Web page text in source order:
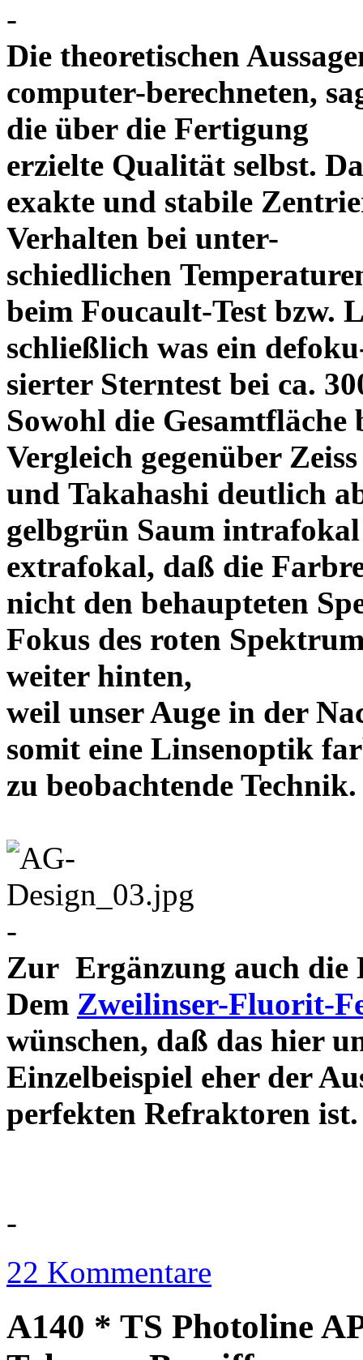
-
Die theoretischen
computer-berechneten,
die über die Fertigung
erzielte Qualität selbst.
exakte und stabile
Verhalten bei unter-
schiedlichen
beim Foucault-Test bzw.
schließlich was ein
sierter Sterntest bei ca.
Sowohl die
Vergleich gegenüber Zeiss
und Takahashi deutlich
gelbgrün Saum
extrafokal, daß die
nicht den behaupteten
Fokus des roten
weiter hinten,
weil unser Auge in der
somit eine Linsenoptik
zu beobachtende
-
Zur Ergänzung auch die
Dem Zweilinser-Fluorit-
wünschen, daß das hier
Einzelbeispiel eher der
perfekten
-
22 Kommentare
A140 * TS Photoline